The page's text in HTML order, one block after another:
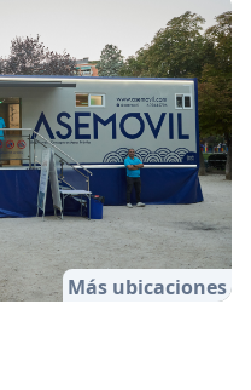
Más ubicaciones